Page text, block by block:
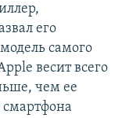
его
самого
весит всего
чем ее